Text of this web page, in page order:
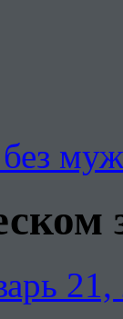
без
21,